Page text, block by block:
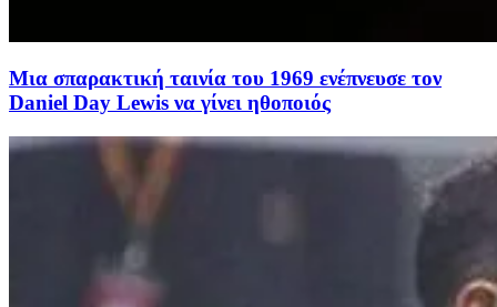
Μια σπαρακτική ταινία του 1969 ενέπνευσε τον
Daniel Day Lewis να γίνει ηθοποιός